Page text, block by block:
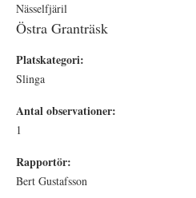
Nässelfjäril
Östra Granträsk
Platskategori:
Slinga
Antal observationer:
1
Rapportör:
Bert Gustafsson